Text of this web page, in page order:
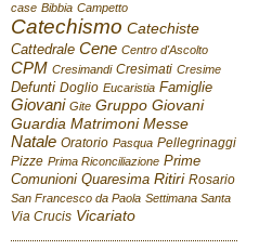
case Bibbia Campetto
Catechismo Catechiste
Cattedrale Cene Centro d'Ascolto
CPM Cresimandi Cresimati Cresime
Defunti Doglio Eucaristia Famiglie
Giovani Gite Gruppo Giovani
Guardia Matrimoni Messe
Natale Oratorio Pasqua Pellegrinaggi
Pizze Prima Riconciliazione Prime
Comunioni Quaresima Ritiri Rosario
San Francesco da Paola Settimana Santa
Via Crucis Vicariato